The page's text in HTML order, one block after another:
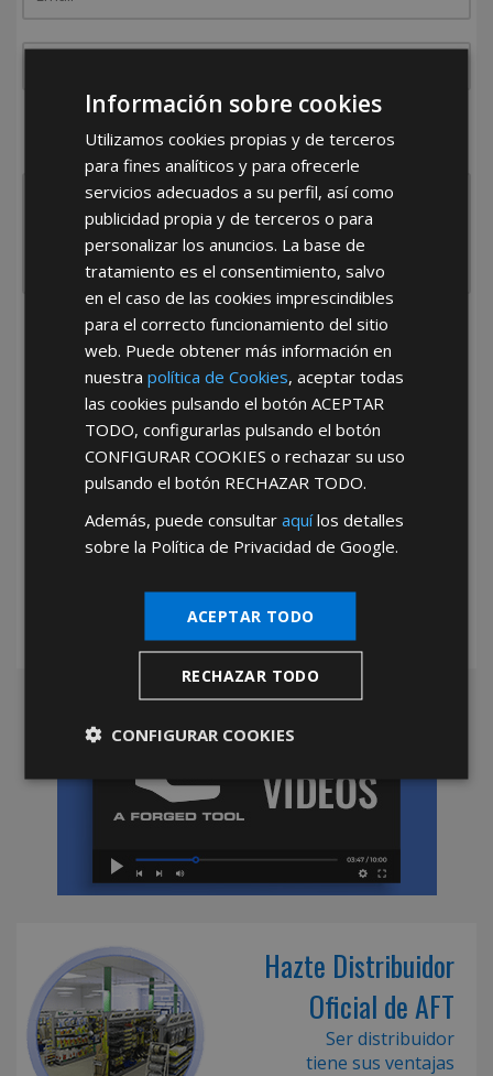
España
Portugal Otros
He leído y acepto laPolítica de Privacidad
*Abstenerse particulares, sólo venta a tiendas y empresas minoristas y
Hazte Distribuidor
Oficial de AFT
Ser distribuidor
tiene sus ventajas
Información sobre cookies
Utilizamos cookies propias y de terceros
para fines analíticos y para ofrecerle
servicios adecuados a su perfil, así como
publicidad propia y de terceros o para
personalizar los anuncios. La base de
tratamiento es el consentimiento, salvo
en el caso de las cookies imprescindibles
para el correcto funcionamiento del sitio
web. Puede obtener más información en
nuestrapolítica de Cookies, aceptar todas
las cookies pulsando el botónACEPTAR
TODO, configurarlas pulsando el botón
CONFIGURAR COOKIES o rechazar su uso
pulsando el botón RECHAZAR TODO.
Además, puede consultaraquílos detalles
sobre la Política de Privacidad de Google.
ACEPTAR TODO
RECHAZAR TODO
CONFIGURAR COOKIES